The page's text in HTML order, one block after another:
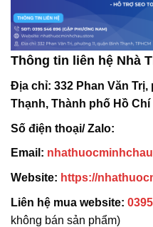
Thông tin liên hệ Nhà
Địa chỉ: 332 Phan Văn
Thạnh, Thành phố Hồ Chí
Số điện thoại/ Zalo:
Email:
Website: https://
Liên hệ mua website:
không bán sản phẩm)